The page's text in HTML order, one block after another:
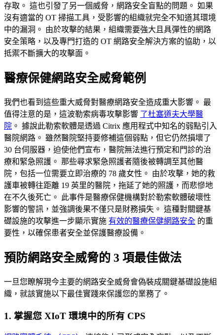
存取。 這也引發了另一個威脅，網路安全盲點的問題。 如果
沒有適當的 OT 掃描工具，受影響的組織就完全不知道其環境
中的漏洞。 由於攻擊的結果，組織需要強大且具彈性的網路
安全策略，以及專門打造的 OT 網路安全解決方案的協助，以
抵禦不斷擴大的攻擊面。
醫療保健網路安全威脅範例
我們也看到這些重大威脅對醫療網路安全造成重大影響。 最
值得注意的是，這波勒索病毒攻擊影響 了杜塞道夫大學醫
院 。 據說此勒索軟體是透過 Citrix 應用程式中知名的弱點引入
醫院網路。 雖然醫院堅持要修補這個弱點，但它仍然損壞了
30 台伺服器，迫使他們宣布，醫院無法進行預定和門診的治
療和緊急照護。 那些尋求緊急照護者隨後被轉調至其他醫
院，包括一位需要立即治療的 78 歲女性。 由於攻擊，她的救
護車被轉往距離 19 英里的醫院，拖延了她的照護，而悲慘地
在不久後死亡。 此事件是醫療保健機構對於勒索軟體破壞性
影響的警訊，並強調後果不僅只是財務損失。 這種對關鍵基
礎設施的攻擊進一步顯示實施 有效的醫療保健網路安全 的重
要性，以確保患者安全並保護醫療設備。
預防網路安全威脅的 3 項最佳做法
一旦您瞭解現今主要的網路安全威脅會偽裝成關鍵基礎設施組
織，就該實施以下最佳實踐來保護您的業務了。
1. 掌握您 XIoT 環境中的所有 CPS